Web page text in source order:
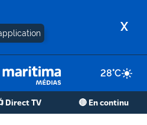
X
28°C
Direct TV 🔴 En continu